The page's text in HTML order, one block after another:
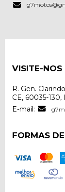
VISITE-NOS
R. Gen.
CE, 60035-130,
E-mail:
FORMAS